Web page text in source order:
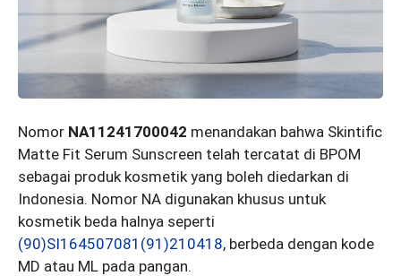
Nomor NA11241700042 menandakan bahwa Skintific
Matte Fit Serum Sunscreen telah tercatat di BPOM
sebagai produk kosmetik yang boleh diedarkan di
Indonesia. Nomor NA digunakan khusus untuk
kosmetik beda halnya seperti
(90)SI164507081(91)210418, berbeda dengan kode
MD atau ML pada pangan.